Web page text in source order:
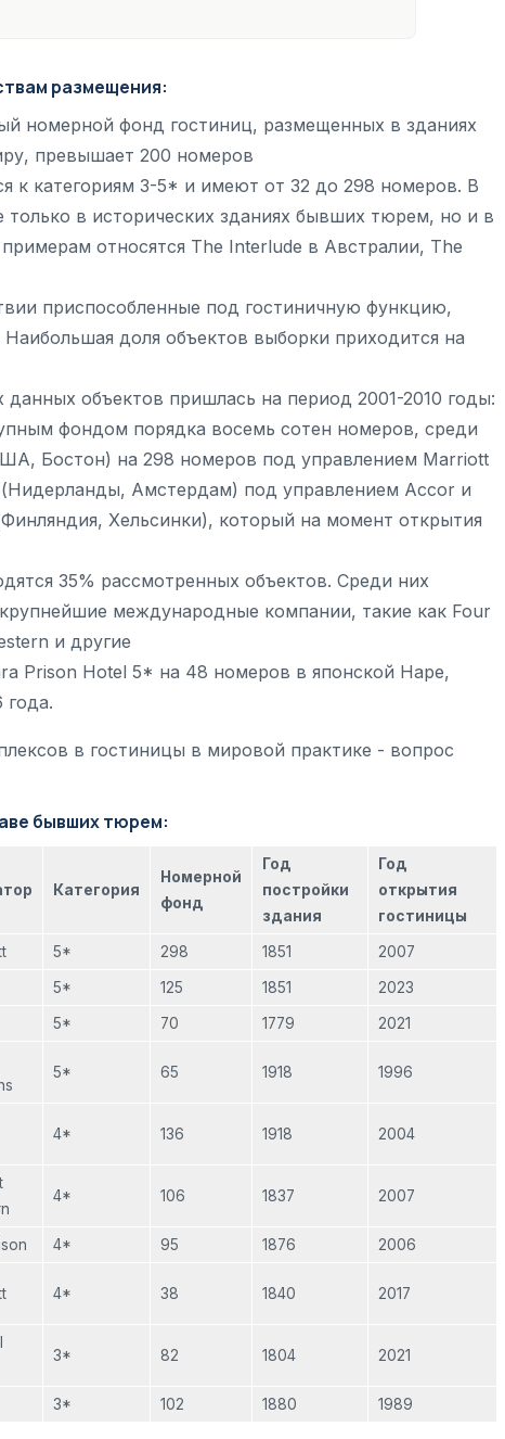
размещения:
номерной фонд гостиниц, размещенных в зданиях
превышает 200 номеров
к категориям 3-5* и имеют от 32 до 298 номеров. В
в исторических зданиях бывших тюрем, но и в
относятся The Interlude в Австралии, The
приспособленные под гостиничную функцию,
доля объектов выборки приходится на
объектов пришлась на период 2001-2010 годы:
фондом порядка восемь сотен номеров, среди
Бостон) на 298 номеров под управлением Marriott
Амстердам) под управлением Accor и
Хельсинки), который на момент открытия
35% рассмотренных объектов. Среди них
международные компании, такие как Four
и другие
Prison Hotel 5* на 48 номеров в японской Наре,
года.
в гостиницы в мировой практике - вопрос
бывших тюрем:
Категория
Номерной
фонд
Год
постройки
здания
Год
открытия
гостиницы
5* 298 1851 2007
5* 125 1851 2023
5* 70 1779 2021
5* 65 1918 1996
4* 136 1918 2004
4* 106 1837 2007
4* 95 1876 2006
4* 38 1840 2017
3* 82 1804 2021
3* 102 1880 1989